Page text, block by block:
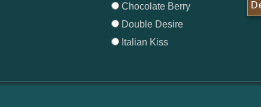
Chocolate Berry
Double Desire
Italian Kiss